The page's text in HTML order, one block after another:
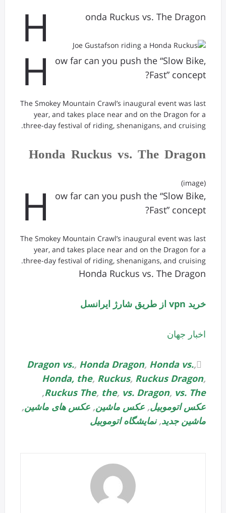
H onda Ruckus vs. The Dragon
H
ow far can you push the “Slow Bike,
Fast” concept?
The Smokey Mountain Crawl’s inaugural event was last
year, and takes place near and on the Dragon for a
three-day festival of riding, shenanigans, and cruising.
Honda Ruckus vs. The Dragon
(image)
H
ow far can you push the “Slow Bike,
Fast” concept?
The Smokey Mountain Crawl’s inaugural event was last
year, and takes place near and on the Dragon for a
three-day festival of riding, shenanigans, and cruising.
Honda Ruckus vs. The Dragon
خرید vpn از طریق شارژ ایرانسل
اخبار جهان
Dragon vs., Honda Dragon, Honda vs.,
Honda, the, Ruckus, Ruckus Dragon,
Ruckus The, the, vs. Dragon, vs. The
,
عکس اتوموبیل, عکس ماشین, عکس های ماشین,
ماشین جدید,نمایشگاه اتوموبیل